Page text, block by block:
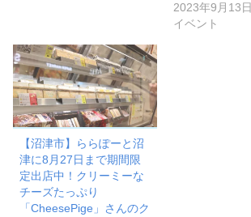
2023年9月13日
イベント
【沼津市】ららぽーと沼
津に8月27日まで期間限
定出店中！クリーミーな
チーズたっぷり
「CheesePige」さんのク